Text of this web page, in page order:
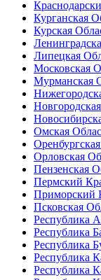
Курганская
Курская
Липецкая
Московская
Мурманская
Омская
Орловская
Пензенская
Пермский
Приморский
Псковская
Республика
Республика
Республика
Республика
Республика